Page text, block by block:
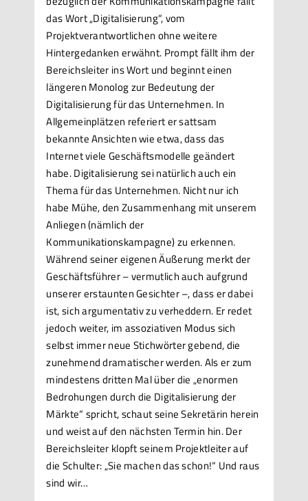
das Wort „Digitalisierung“, vom
Projektverantwortlichen ohne weitere
Hintergedanken erwähnt. Prompt fällt ihm der
Bereichsleiter ins Wort und beginnt einen
längeren Monolog zur Bedeutung der
Digitalisierung für das Unternehmen. In
Allgemeinplätzen referiert er sattsam
bekannte Ansichten wie etwa, dass das
Internet viele Geschäftsmodelle geändert
habe. Digitalisierung sei natürlich auch ein
Thema für das Unternehmen. Nicht nur ich
habe Mühe, den Zusammenhang mit unserem
Anliegen (nämlich der
Kommunikationskampagne) zu erkennen.
Während seiner eigenen Äußerung merkt der
Geschäftsführer – vermutlich auch aufgrund
unserer erstaunten Gesichter –, dass er dabei
ist, sich argumentativ zu verheddern. Er redet
jedoch weiter, im assoziativen Modus sich
selbst immer neue Stichwörter gebend, die
zunehmend dramatischer werden. Als er zum
mindestens dritten Mal über die „enormen
Bedrohungen durch die Digitalisierung der
Märkte“ spricht, schaut seine Sekretärin herein
und weist auf den nächsten Termin hin. Der
Bereichsleiter klopft seinem Projektleiter auf
die Schulter: „Sie machen das schon!“ Und raus
sind wir…